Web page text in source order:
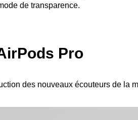
de transparence.
Pro
des nouveaux écouteurs de la